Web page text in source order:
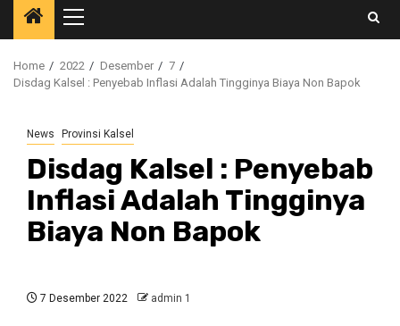
Primary
Menu
Home 2022 Desember
7
Disdag Kalsel : Penyebab Inflasi Adalah Tingginya Biaya Non Bapok
News Provinsi Kalsel
Disdag Kalsel : Penyebab
Inflasi Adalah Tingginya
Biaya Non Bapok
7 Desember 2022 admin 1